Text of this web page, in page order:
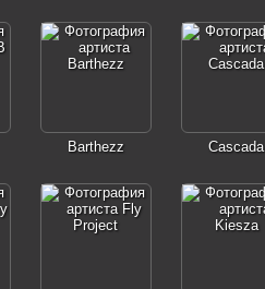
Barthezz Cascada